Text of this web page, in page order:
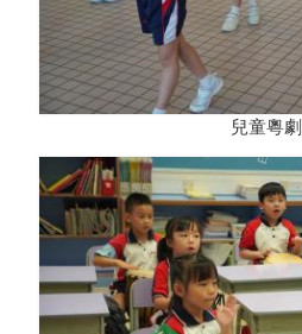
兒童粵劇